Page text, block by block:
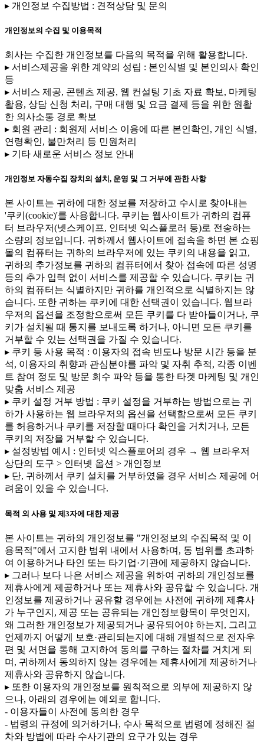
▸ 개인정보 수집방법 : 견적상담 및 문의
개인정보의 수집 및 이용목적
회사는 수집한 개인정보를 다음의 목적을 위해 활용합니다.
▸ 서비스제공을 위한 계약의 성립 : 본인식별 및 본인의사 확인
등
▸ 서비스 제공, 콘텐츠 제공, 웹 컨설팅 기초 자료 확보, 마케팅
활용, 상담 신청 처리, 구매 대행 및 요금 결제 등을 위한 원활
한 의사소통 경로 확보
▸ 회원 관리 : 회원제 서비스 이용에 따른 본인확인, 개인 식별,
연령확인, 불만처리 등 민원처리
▸ 기타 새로운 서비스 정보 안내
개인정보 자동수집 장치의 설치, 운영 및 그 거부에 관한 사항
본 사이트는 귀하에 대한 정보를 저장하고 수시로 찾아내는
'쿠키(cookie)'를 사용합니다. 쿠키는 웹사이트가 귀하의 컴퓨
터 브라우저(넷스케이프, 인터넷 익스플로러 등)로 전송하는
소량의 정보입니다. 귀하께서 웹사이트에 접속을 하면 본 쇼핑
몰의 컴퓨터는 귀하의 브라우저에 있는 쿠키의 내용을 읽고,
귀하의 추가정보를 귀하의 컴퓨터에서 찾아 접속에 따른 성명
등의 추가 입력 없이 서비스를 제공할 수 있습니다. 쿠키는 귀
하의 컴퓨터는 식별하지만 귀하를 개인적으로 식별하지는 않
습니다. 또한 귀하는 쿠키에 대한 선택권이 있습니다. 웹브라
우저의 옵션을 조정함으로써 모든 쿠키를 다 받아들이거나, 쿠
키가 설치될 때 통지를 보내도록 하거나, 아니면 모든 쿠키를
거부할 수 있는 선택권을 가질 수 있습니다.
▸ 쿠키 등 사용 목적 : 이용자의 접속 빈도나 방문 시간 등을 분
석, 이용자의 취향과 관심분야를 파악 및 자취 추적, 각종 이벤
트 참여 정도 및 방문 회수 파악 등을 통한 타겟 마케팅 및 개인
맞춤 서비스 제공
▸ 쿠키 설정 거부 방법 : 쿠키 설정을 거부하는 방법으로는 귀
하가 사용하는 웹 브라우저의 옵션을 선택함으로써 모든 쿠키
를 허용하거나 쿠키를 저장할 때마다 확인을 거치거나, 모든
쿠키의 저장을 거부할 수 있습니다.
▸ 설정방법 예시 : 인터넷 익스플로어의 경우 → 웹 브라우저
상단의 도구 > 인터넷 옵션 > 개인정보
▸ 단, 귀하께서 쿠키 설치를 거부하였을 경우 서비스 제공에 어
려움이 있을 수 있습니다.
목적 외 사용 및 제3자에 대한 제공
본 사이트는 귀하의 개인정보를 "개인정보의 수집목적 및 이
용목적"에서 고지한 범위 내에서 사용하며, 동 범위를 초과하
여 이용하거나 타인 또는 타기업·기관에 제공하지 않습니다.
▸ 그러나 보다 나은 서비스 제공을 위하여 귀하의 개인정보를
제휴사에게 제공하거나 또는 제휴사와 공유할 수 있습니다. 개
인정보를 제공하거나 공유할 경우에는 사전에 귀하께 제휴사
가 누구인지, 제공 또는 공유되는 개인정보항목이 무엇인지,
왜 그러한 개인정보가 제공되거나 공유되어야 하는지, 그리고
언제까지 어떻게 보호·관리되는지에 대해 개별적으로 전자우
편 및 서면을 통해 고지하여 동의를 구하는 절차를 거치게 되
며, 귀하께서 동의하지 않는 경우에는 제휴사에게 제공하거나
제휴사와 공유하지 않습니다.
▸ 또한 이용자의 개인정보를 원칙적으로 외부에 제공하지 않
으나, 아래의 경우에는 예외로 합니다.
- 이용자들이 사전에 동의한 경우
- 법령의 규정에 의거하거나, 수사 목적으로 법령에 정해진 절
차와 방법에 따라 수사기관의 요구가 있는 경우